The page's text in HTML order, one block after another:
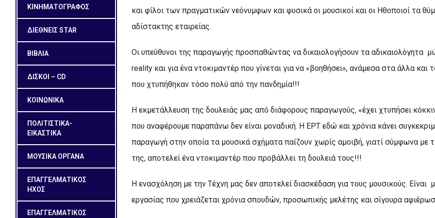
ΚΙΝΗΜΑΤΟΓΡΑΦΟΣ
ΔΙΕΘΝΕΙΣ STAR
ΒΙΒΛΙΑ
ΔΙΣΚΟΙ – CD
ΚΟΙΝΩΝΙΚΑ
ΠΟΛΙΤΙΣΤΙΚΑ-
ΕΙΚΑΣΤΙΚΑ
ΜΟΥΣΙΚΑ ΟΡΓΑΝΑ
ΕΠΑΓΓΕΛΜΑΤΙΚΟΣ
ΗΧΟΣ
ΕΠΑΓΓΕΛΜΑΤΙΚΟΣ
και φίλοι των πραγματικών νεόνυμφων και φυσικά οι μουσικοί και οι Ηθοποιοί τα
αδίστακτης εταιρείας.
Οι υπεύθυνοι της παραγωγής προσπαθώντας να δικαιολογήσουν τα αδικαιολόγητα
reality και για ένα ντοκιμαντέρ που γίνεται για να «βοηθήσει», ανάμεσα στα άλλα και
που χτυπήθηκαν τόσο πολύ από την πανδημία!!!
Η εκμετάλλευση της δουλειάς μας από διάφορους παραγωγούς, «έχει χτυπήσει
που αναφέρουμε παραπάνω δεν είναι μοναδική. Η ΕΡΤ εδώ και χρόνια κάνει
παραγωγή στην οποία τα μουσικά σχήματα παίζουν χωρίς αμοιβή, γιατί σύμφωνα με
της, αποτελεί ένα ντοκιμαντέρ που προβάλλει τη δουλειά τους!!!
Η ενασχόληση με την Τέχνη μας δεν αποτελεί διασκέδαση για τους μουσικούς. Είναι
εργασίας που χρειάζεται χρόνια σπουδών, προσωπικής μελέτης και σίγουρα